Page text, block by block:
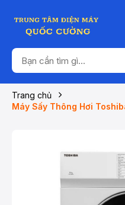
Trang chủ
Máy Sấy Thông Hơi